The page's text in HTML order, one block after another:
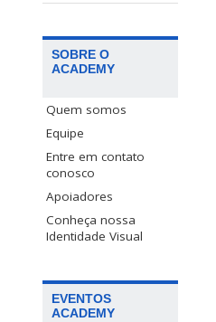
SOBRE O
ACADEMY
Quem somos
Equipe
Entre em contato
conosco
Apoiadores
Conheça nossa
Identidade Visual
EVENTOS
ACADEMY